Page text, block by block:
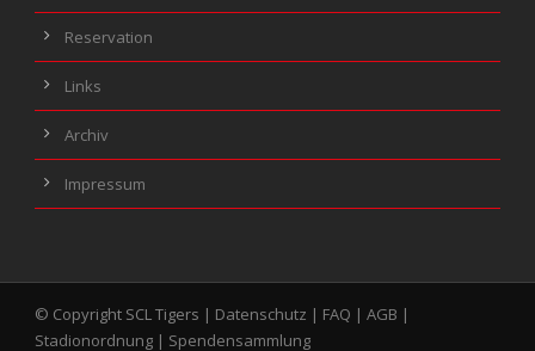
Reservation
Links
Archiv
Impressum
© Copyright SCL Tigers | Datenschutz | FAQ | AGB |
Stadionordnung | Spendensammlung